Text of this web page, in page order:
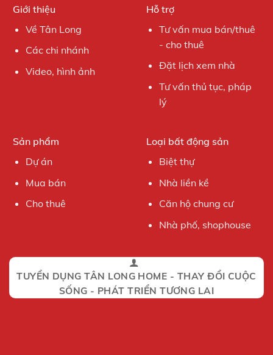
Giới thiệu
Về Tân Long
Các chi nhánh
Video, hình ảnh
Hỗ trợ
Tư vấn mua bán/thuê
- cho thuê
Đặt lịch xem nhà
Tư vấn thủ tục, pháp
lý
Sản phẩm
Dự án
Mua bán
Cho thuê
Loại bất động sản
Biệt thự
Nhà liền kề
Căn hộ chung cư
Nhà phố, shophouse
TUYỂN DỤNG TÂN LONG HOME - THAY ĐỔI CUỘC
SỐNG - PHÁT TRIỂN TƯƠNG LAI